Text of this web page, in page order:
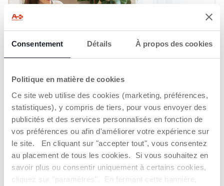
Consentement Détails À propos des cookies
Politique en matière de cookies
Ce site web utilise des cookies (marketing, préférences,
statistiques), y compris de tiers, pour vous envoyer des
publicités et des services personnalisés en fonction de
vos préférences ou afin d'améliorer votre expérience sur
le site. En cliquant sur "accepter tout", vous consentez
au placement de tous les cookies. Si vous souhaitez en
savoir plus ou consentir uniquement à certains cookies,
cliquez sur "paramètres". En fermant cette bannière,
SEVRAGE
L’IMPORTANCE DE L'ESPACE DE REPAS
DANS LE SEVRAGE